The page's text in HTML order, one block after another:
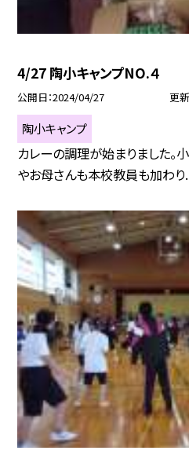
4/27 陶小キャンプNO.４
公開日 2024/04/27 更
陶小キャンプ
カレーの調理が始まりました。
やお母さんも本校教員も加わり